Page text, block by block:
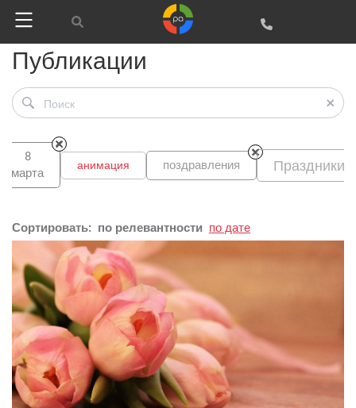
Публикации
8
марта
анимация поздравления Праздники
Сортировать: по релевантности по дате